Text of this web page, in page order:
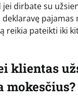
dirbate su
pajamas
reikia pateikti iki
klientas
mokesčius?